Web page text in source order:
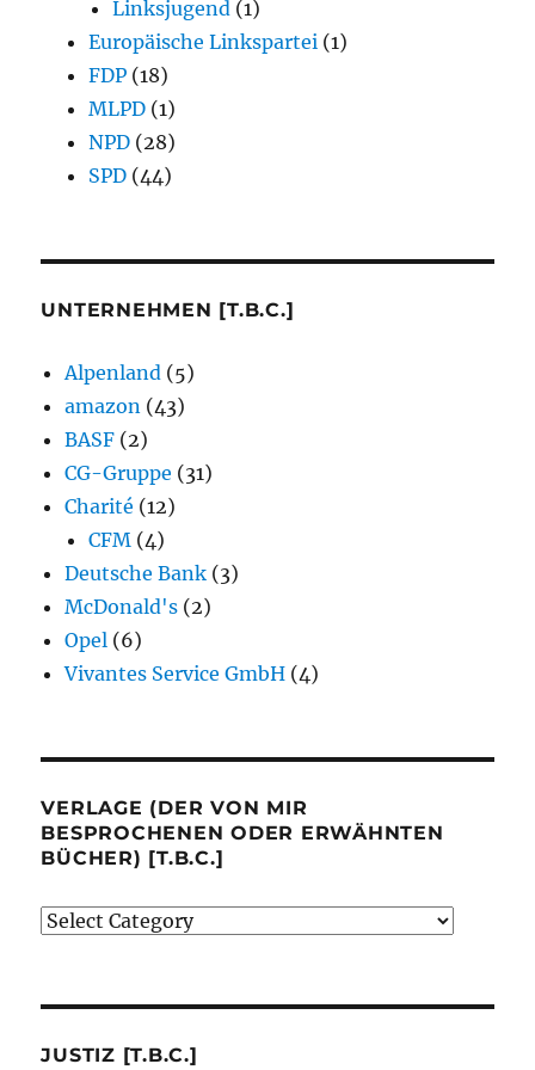
Linksjugend (1)
Europäische Linkspartei (1)
FDP (18)
MLPD (1)
NPD (28)
SPD (44)
UNTERNEHMEN [T.B.C.]
Alpenland (5)
amazon (43)
BASF (2)
CG-Gruppe (31)
Charité (12)
CFM (4)
Deutsche Bank (3)
McDonald's (2)
Opel (6)
Vivantes Service GmbH (4)
VERLAGE (DER VON MIR
BESPROCHENEN ODER ERWÄHNTEN
BÜCHER) [T.B.C.]
Verlage
besprochenen
JUSTIZ [T.B.C.]